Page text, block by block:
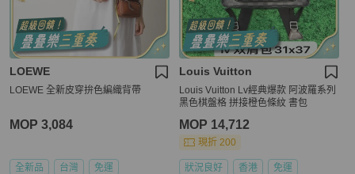
LOEWE
LOEWE 全新皮穿拚色編織背帶
MOP 3,084
全新品 台灣 免運
Louis Vuitton
Louis Vuitton Lv經典爆款 阿波羅系列
黑色棋盤格 拼接橙色條紋 書包
MOP 14,712
現折 200
狀況良好 香港 免運